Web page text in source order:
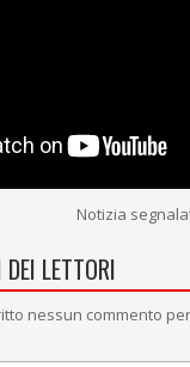
Notizia
LETTORI
nessun commento